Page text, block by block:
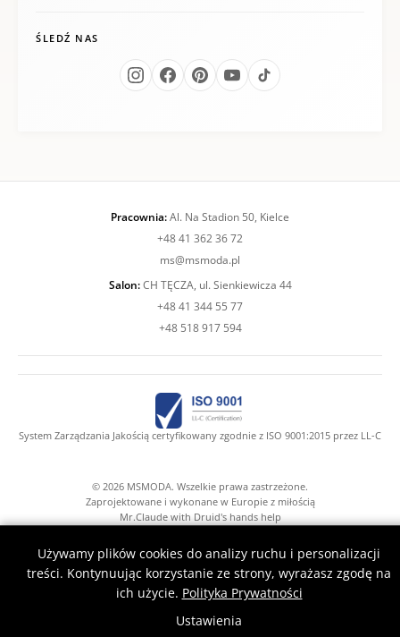
ŚLEDŹ NAS
Pracownia:Al. Na Stadion 50, Kielce
+48 41 362 36 72
ms@msmoda.pl
Salon:CH TĘCZA, ul. Sienkiewicza 44
+48 41 344 55 77
+48 518 917 594
System Zarządzania Jakością certyfikowany zgodnie z ISO 9001:2015 przez LL-C
© 2026 MSMODA. Wszelkie prawa zastrzeżone.
Zaprojektowane i wykonane w Europie z miłością
Mr.Claude with Druid's hands help
Używamy plików cookies do analizy ruchu i personalizacji
treści. Kontynuując korzystanie ze strony, wyrażasz zgodę na
ich użycie. Polityka Prywatności
Ustawienia